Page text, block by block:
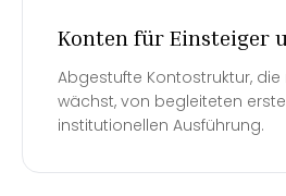
Konten für Einsteiger
Abgestufte Kontostruktur, die
wächst, von begleiteten
institutionellen Ausführung.